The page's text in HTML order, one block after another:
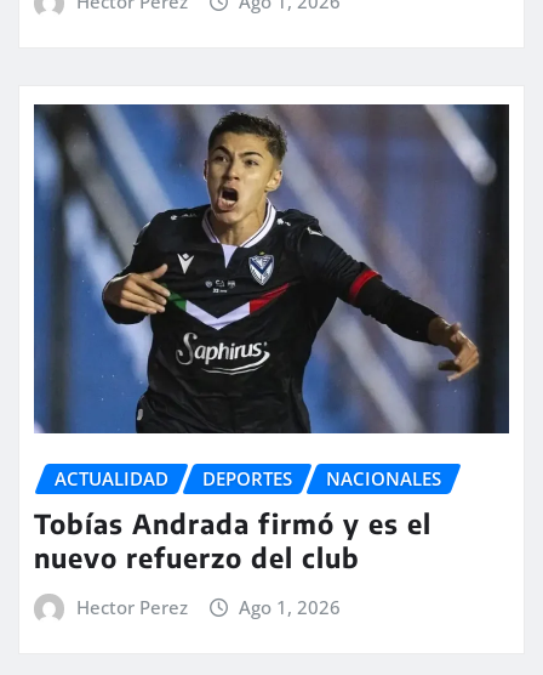
ACTUALIDAD DEPORTES NACIONALES
Tobías Andrada firmó y es el
nuevo refuerzo del club
Hector Perez Ago 1, 2026